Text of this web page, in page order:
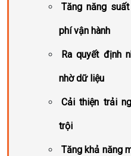
Tăng năng
phí vận hành
Ra quyết định
nhờ dữ liệu
Cải thiện trải
trội
Tăng khả năng